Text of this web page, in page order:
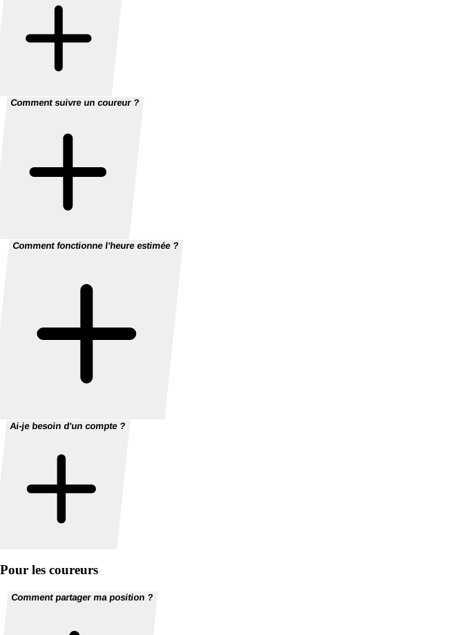
Comment suivre un coureur ?
Comment fonctionne l'heure estimée ?
Ai-je besoin d'un compte ?
Pour les coureurs
Comment partager ma position ?